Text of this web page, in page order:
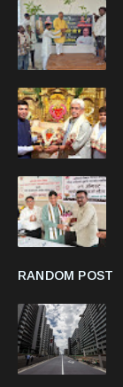
RANDOM POST